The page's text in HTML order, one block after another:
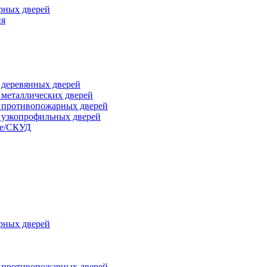
дверей
дверей
дверей
дверей
дверей
СКУД
дверей